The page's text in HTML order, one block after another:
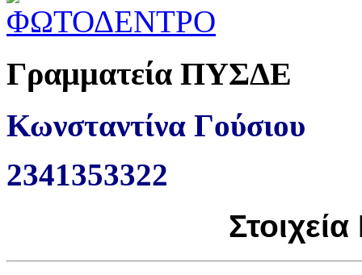
Γραμματεία ΠΥΣΔΕ
Κωνσταντίνα Γούσιου
2341353322